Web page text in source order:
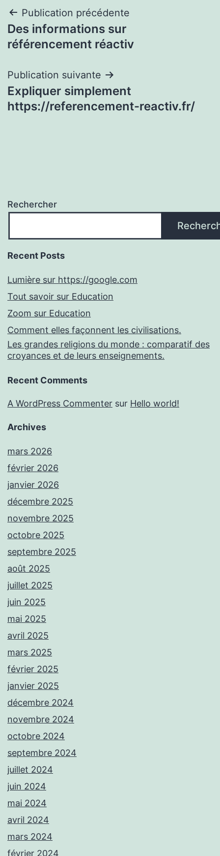
Navigation
de
Publication précédente
Des informations sur
référencement réactiv
Publication suivante
Expliquer simplement
https://referencement-reactiv.fr/
Rechercher
Recent Posts
Lumière sur https://google.com
Tout savoir sur Education
Zoom sur Education
Comment elles façonnent les civilisations.
Les grandes religions du monde : comparatif des
croyances et de leurs enseignements.
Recent Comments
A WordPress Commenter sur Hello world!
Archives
mars 2026
février 2026
janvier 2026
décembre 2025
novembre 2025
octobre 2025
septembre 2025
août 2025
juillet 2025
juin 2025
mai 2025
avril 2025
mars 2025
février 2025
janvier 2025
décembre 2024
novembre 2024
octobre 2024
septembre 2024
juillet 2024
juin 2024
mai 2024
avril 2024
mars 2024
février 2024